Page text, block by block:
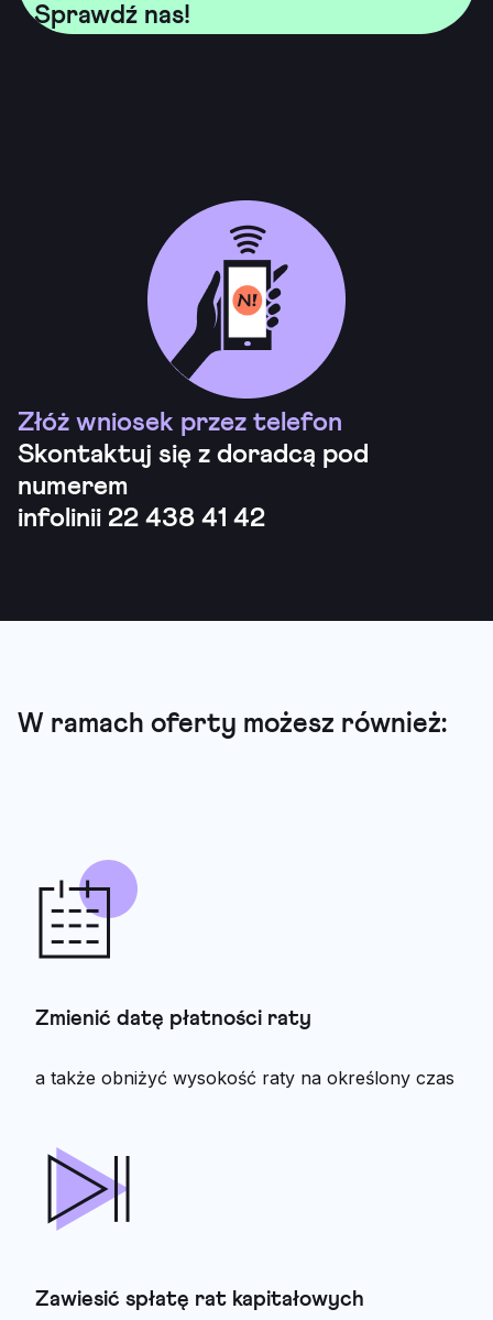
Sprawdź nas!
Złóż wniosek przez telefon
Skontaktuj się z doradcą pod
numerem
infolinii 22 438 41 42
W ramach oferty możesz również:
Zmienić datę płatności raty
a także obniżyć wysokość raty na określony czas
Zawiesić spłatę rat kapitałowych